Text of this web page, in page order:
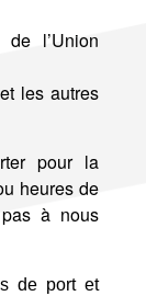
l’Union
les autres
pour la
heures de
pas à nous
de port et